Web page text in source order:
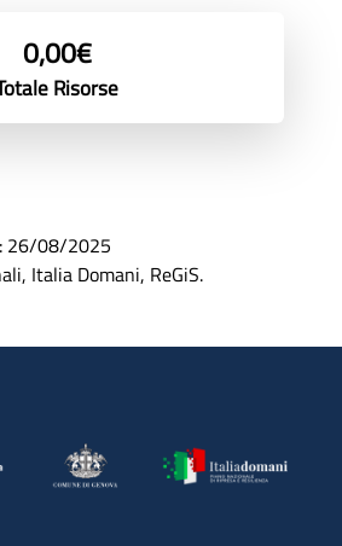
0,00€
Risorse
26/08/2025
Italia Domani, ReGiS.